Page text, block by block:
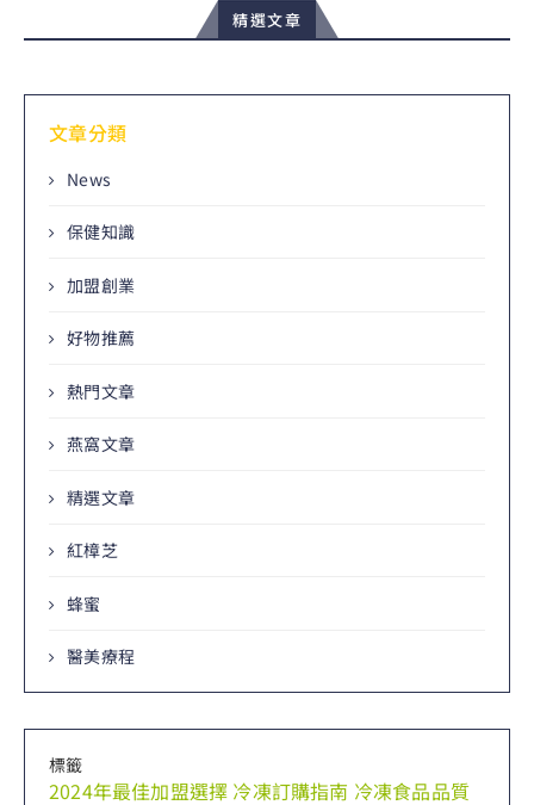
精選文章
文章分類
News
保健知識
加盟創業
好物推薦
熱門文章
燕窩文章
精選文章
紅樟芝
蜂蜜
醫美療程
標籤
2024年最佳加盟選擇 冷凍訂購指南 冷凍食品品質